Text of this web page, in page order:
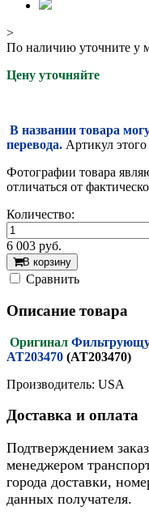
>
По наличию уточните у
Цену уточняйте
В названии товара
перевода. Артикул
Фотографии товара
отличаться от
Количество:
6 003 руб.
В корзину
Cравнить
Описание товара
Оригинал
AT203470 (AT203470)
Производитель: USA
Доставка и оплата
Подтверждением
менеджером
города доставки,
данных получателя.